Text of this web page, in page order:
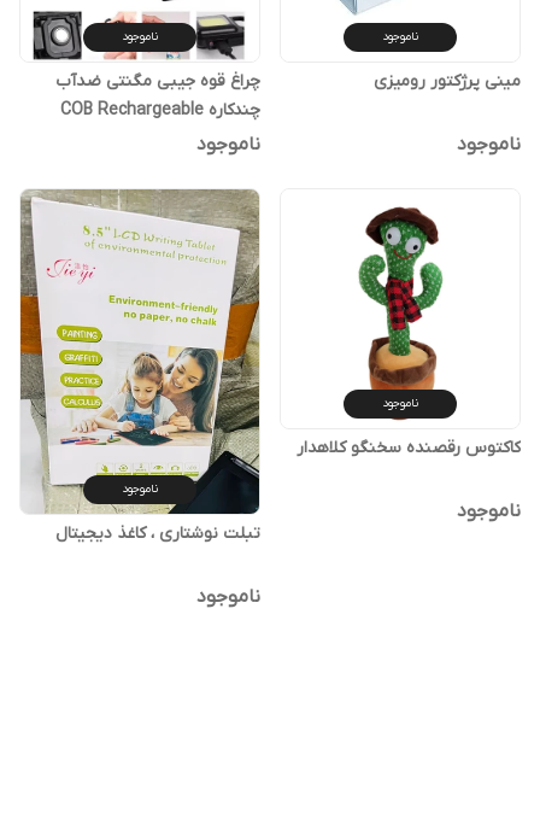
ناموجود
مینی پرژکتور رومیزی
ناموجود
ناموجود
چراغ قوه جیبی مگنتی ضدآب
چندکاره COB Rechargeable
ناموجود
ناموجود
کاکتوس رقصنده سخنگو کلاهدار
ناموجود
ناموجود
تبلت نوشتاری ، کاغذ دیجیتال
ناموجود